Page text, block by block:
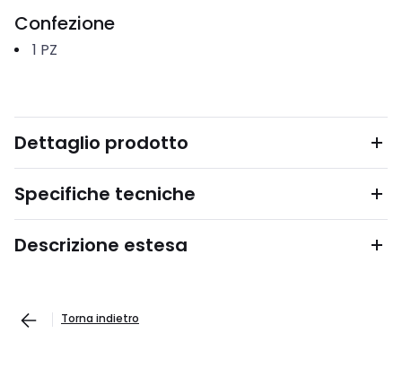
Confezione
1 PZ
Dettaglio prodotto
Specifiche tecniche
Descrizione estesa
Torna indietro